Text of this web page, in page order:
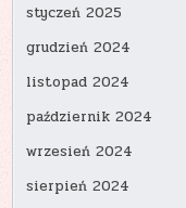
styczeń 2025
grudzień 2024
listopad 2024
październik 2024
wrzesień 2024
sierpień 2024